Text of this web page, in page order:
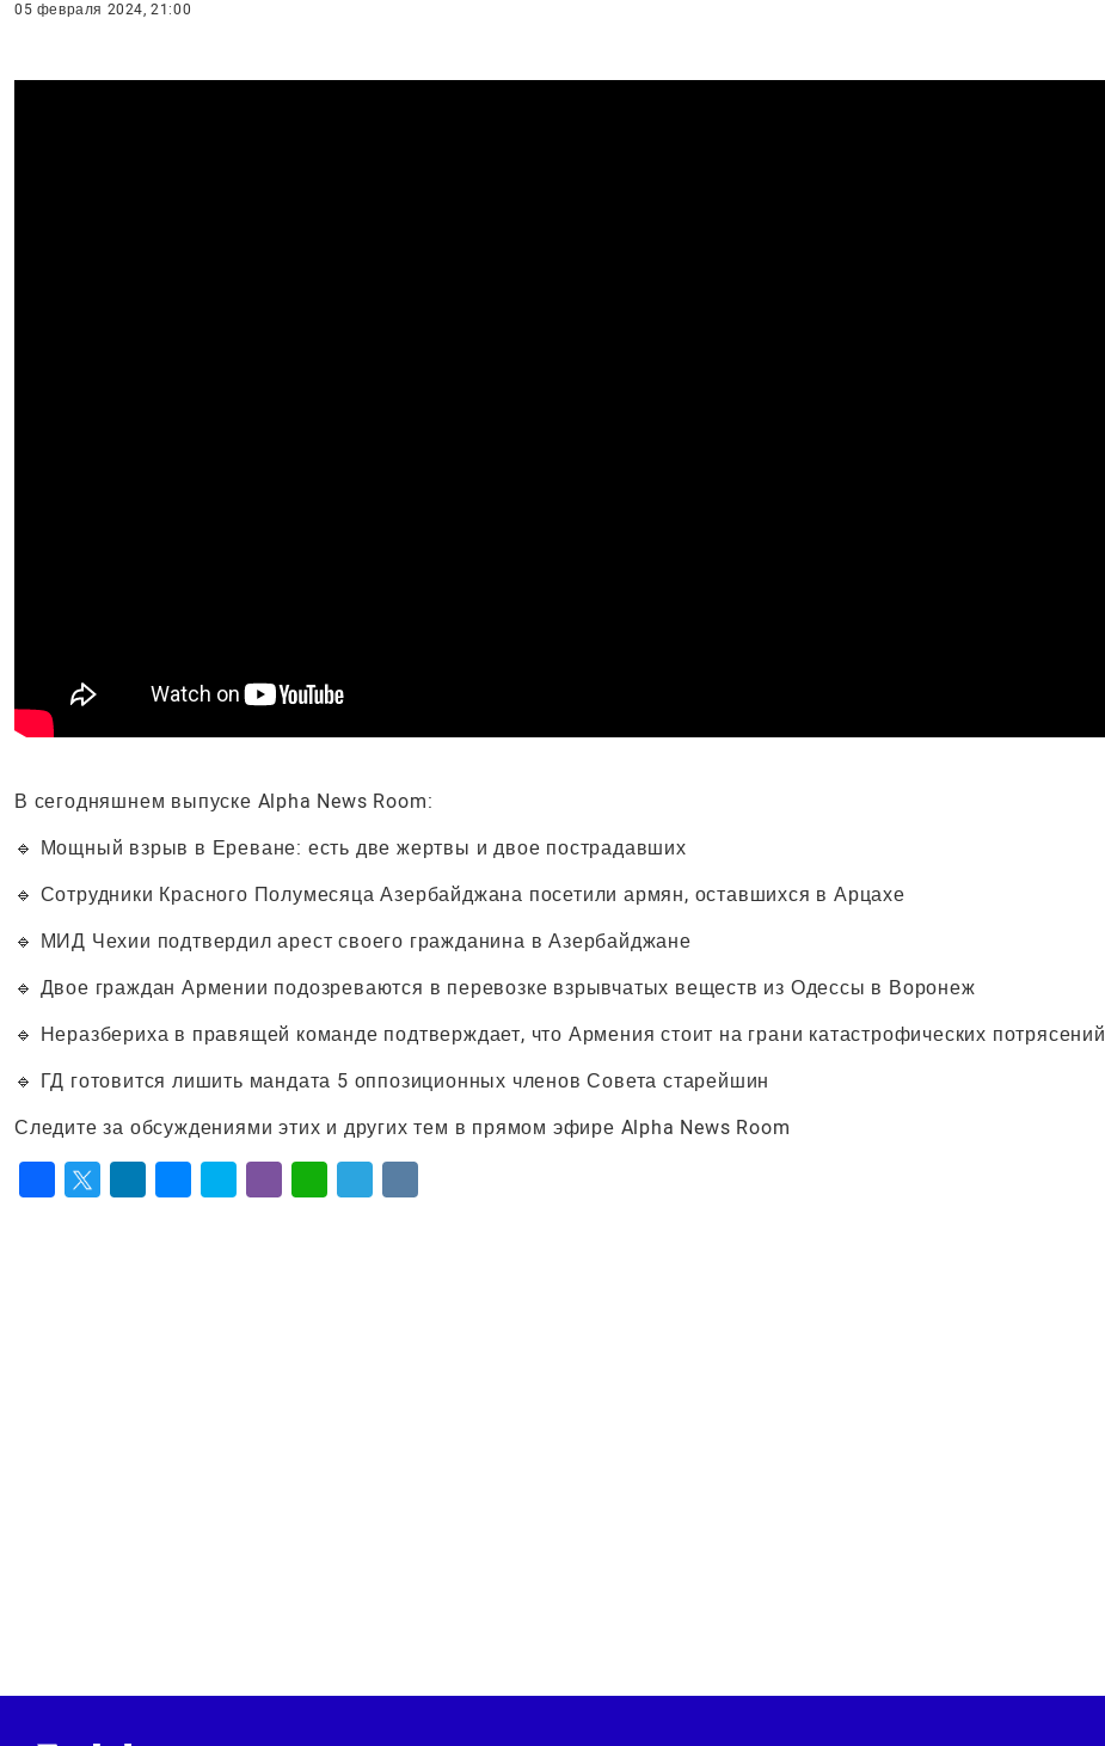
05 февраля 2024, 21:00
В сегодняшнем выпуске Alpha News Room:
🔹 Мощный взрыв в Ереване: есть две жертвы и двое пострадавших
🔹 Сотрудники Красного Полумесяца Азербайджана посетили армян, оставшихся в Арцахе
🔹 МИД Чехии подтвердил арест своего гражданина в Азербайджане
🔹 Двое граждан Армении подозреваются в перевозке взрывчатых веществ из Одессы в Воронеж
🔹 Неразбериха в правящей команде подтверждает, что Армения стоит на грани катастрофических потрясений
🔹 ГД готовится лишить мандата 5 оппозиционных членов Совета старейшин
Следите за обсуждениями этих и других тем в прямом эфире Alpha News Room